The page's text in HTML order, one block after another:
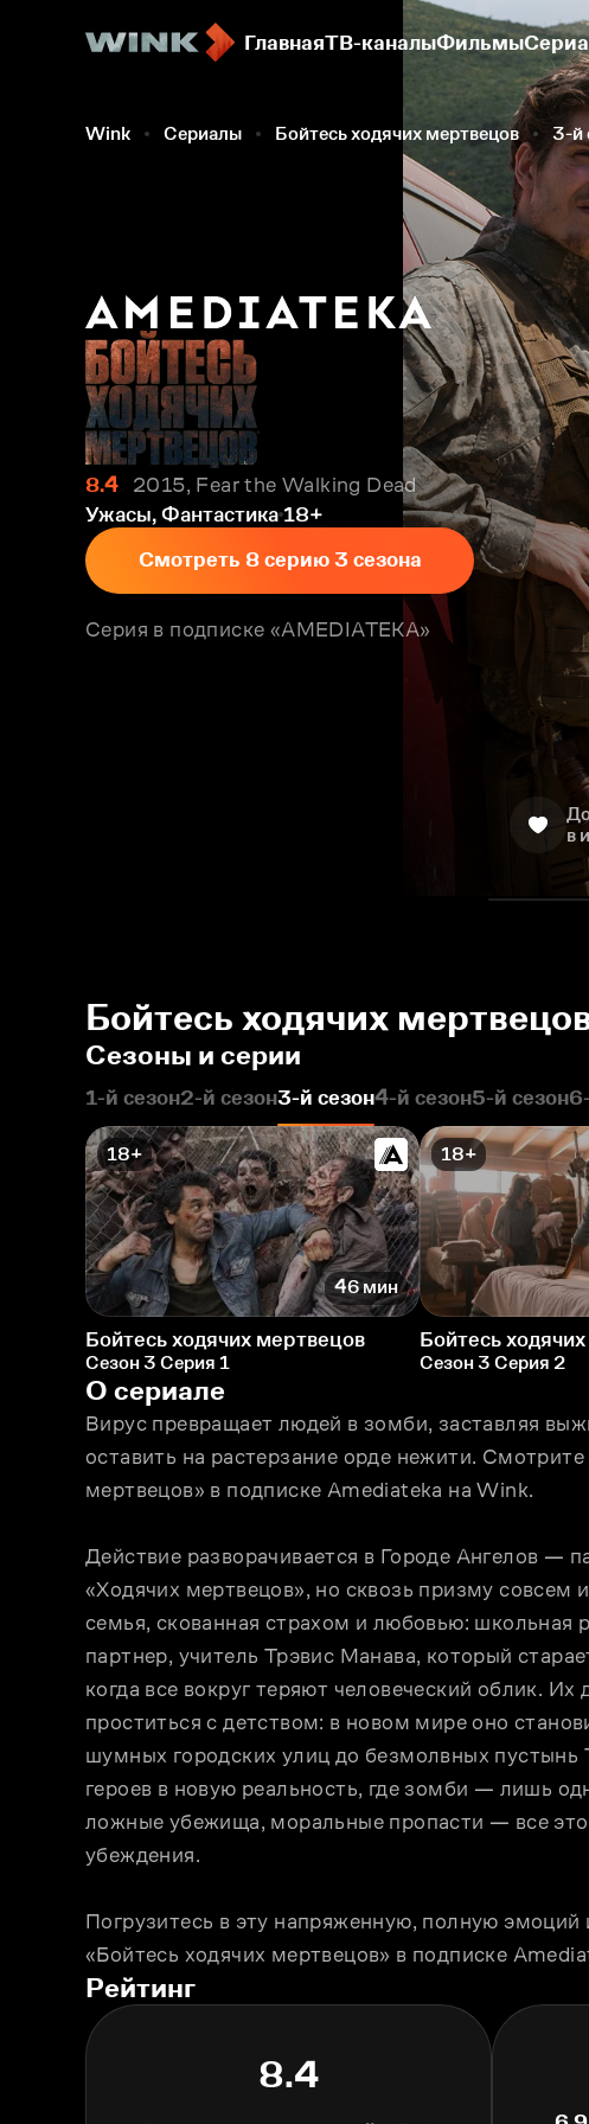
ГлавнаяТВ-каналыФильмы
Wink Сериалы Бойтесь ходячих мертвецов 3-й
8.4
2015, Fear the Walking Dead
Ужасы, Фантастика 18+
Смотреть 8 серию 3 сезона
Серия в подписке «AMEDIATEKA»
в
Бойтесь ходячих
Сезоны и серии
1-й сезон2-й сезон3-й сезон4-й сезон5-й сезон
18+
46 мин
Бойтесь ходячих мертвецов
Сезон 3 Серия 1
18+
Бойтесь
Сезон 3 Серия 2
О сериале
Вирус превращает людей в зомби, заставляя
оставить на растерзание орде нежити.
мертвецов» в подписке Amediateka на Wink.
Действие разворачивается в Городе Ангелов —
«Ходячих мертвецов», но сквозь призму совсем
семья, скованная страхом и любовью: школьная
партнер, учитель Трэвис Манава, который
когда все вокруг теряют человеческий облик.
проститься с детством: в новом мире оно
шумных городских улиц до безмолвных
героев в новую реальность, где зомби — лишь
ложные убежища, моральные пропасти — все это
убеждения.
Погрузитесь в эту напряженную, полную
«Бойтесь ходячих мертвецов» в подписке
Рейтинг
8.4